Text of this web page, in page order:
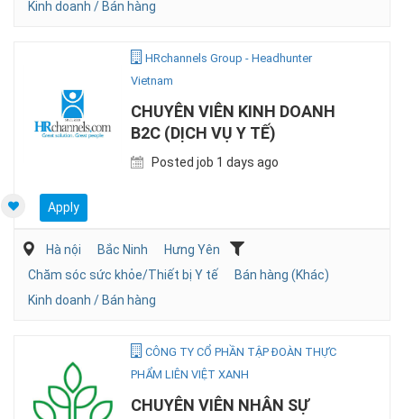
Kinh doanh / Bán hàng
HRchannels Group - Headhunter
Vietnam
CHUYÊN VIÊN KINH DOANH
B2C (DỊCH VỤ Y TẾ)
Posted job 1 days ago
Apply
Hà nội Bắc Ninh
Hưng Yên
Chăm sóc sức khỏe/Thiết bị Y tế
Bán hàng (Khác)
Kinh doanh / Bán hàng
CÔNG TY CỔ PHẦN TẬP ĐOÀN THỰC
PHẨM LIÊN VIỆT XANH
CHUYÊN VIÊN NHÂN SỰ